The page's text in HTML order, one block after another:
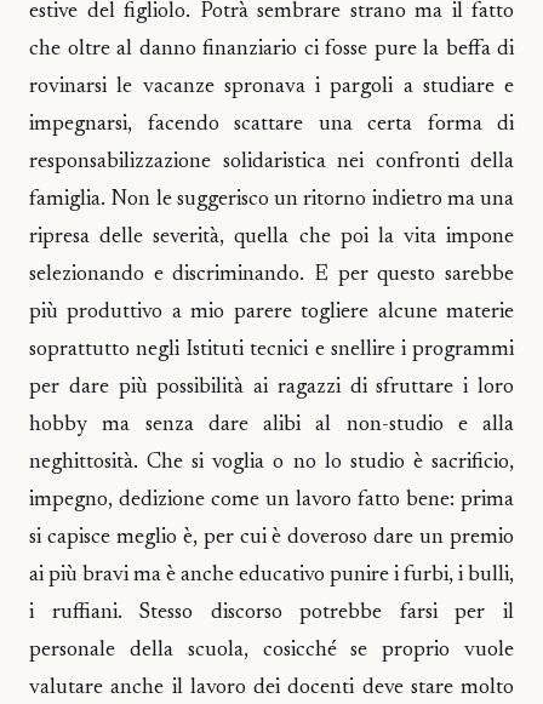
estive del figliolo. Potrà sembrare strano ma il fatto
che oltre al danno finanziario ci fosse pure la beffa di
rovinarsi le vacanze spronava i pargoli a studiare e
impegnarsi, facendo scattare una certa forma di
responsabilizzazione solidaristica nei confronti della
famiglia. Non le suggerisco un ritorno indietro ma una
ripresa delle severità, quella che poi la vita impone
selezionando e discriminando. E per questo sarebbe
più produttivo a mio parere togliere alcune materie
soprattutto negli Istituti tecnici e snellire i programmi
per dare più possibilità ai ragazzi di sfruttare i loro
hobby ma senza dare alibi al non-studio e alla
neghittosità. Che si voglia o no lo studio è sacrificio,
impegno, dedizione come un lavoro fatto bene: prima
si capisce meglio è, per cui è doveroso dare un premio
ai più bravi ma è anche educativo punire i furbi, i bulli,
i ruffiani. Stesso discorso potrebbe farsi per il
personale della scuola, cosicché se proprio vuole
valutare anche il lavoro dei docenti deve stare molto